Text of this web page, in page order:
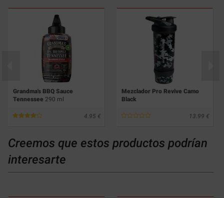
Grandma's BBQ Sauce
Tennessee 290 ml
4.95
Mezclador Pro Revive Camo
Black
13.99
Creemos que estos productos podrían
interesarte